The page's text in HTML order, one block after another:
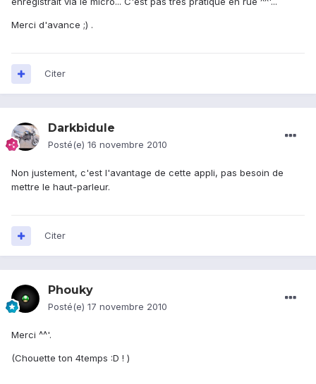
Merci d'avance ;) .
Citer
Darkbidule
Posté(e) 16 novembre 2010
Non justement, c'est l'avantage de cette appli, pas besoin de
mettre le haut-parleur.
Citer
Phouky
Posté(e) 17 novembre 2010
Merci ^^'.
(Chouette ton 4temps :D ! )